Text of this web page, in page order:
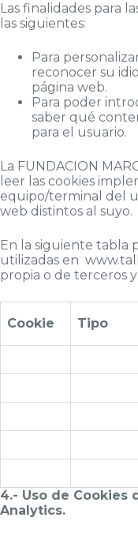
Las finalidades para
las siguientes:
Para
reconocer su
página web.
Para poder
saber qué
para el usuario.
La FUNDACION
leer las cookies
equipo/terminal del
web distintos al suyo.
En la siguiente tabla
utilizadas en
propia o de terceros
Cookie Tipo
4.- Uso de Cookies
Analytics.